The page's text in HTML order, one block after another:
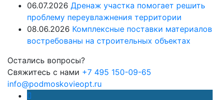
06.07.2026 Дренаж участка помогает решить
проблему переувлажнения территории
08.06.2026 Комплексные поставки материалов
востребованы на строительных объектах
Остались вопросы?
Свяжитесь с нами +7 495 150-09-65
info@podmoskovieopt.ru